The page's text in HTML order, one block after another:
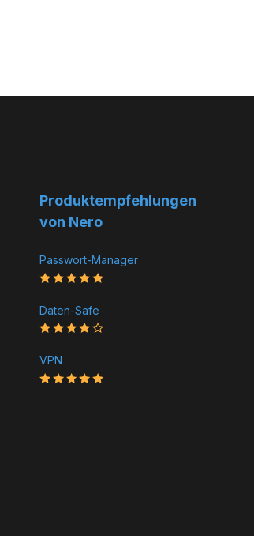
Produkt­­empfehlungen
von Nero
Passwort-Manager
Daten-Safe
VPN